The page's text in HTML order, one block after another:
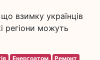
взимку українців
регіони можуть
Енергоатом Ремонт